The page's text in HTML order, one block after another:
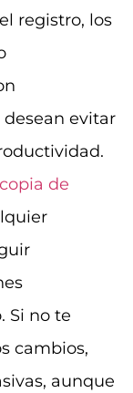
registro, los
evitar
copia de
Si no te
cambios,
aunque